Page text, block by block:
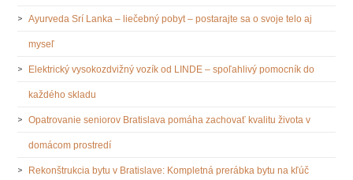
Ayurveda Srí Lanka – liečebný pobyt – postarajte sa o svoje telo aj
myseľ
Elektrický vysokozdvižný vozík od LINDE – spoľahlivý pomocník do
každého skladu
Opatrovanie seniorov Bratislava pomáha zachovať kvalitu života v
domácom prostredí
Rekonštrukcia bytu v Bratislave: Kompletná prerábka bytu na kľúč